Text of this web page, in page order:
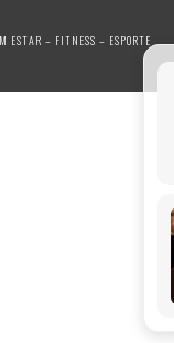
ESTAR – FITNESS – ESPORTE